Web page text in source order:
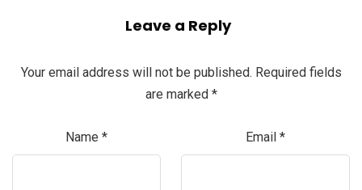
Leave a Reply
Your email address will not be published. Required fields
are marked *
Name * Email *